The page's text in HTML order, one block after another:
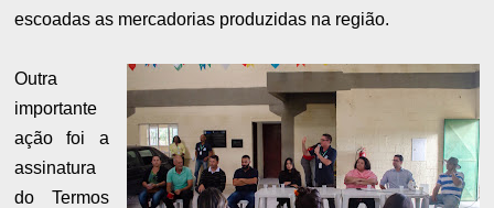
escoadas as mercadorias produzidas na região.
Outra
importante
ação foi a
assinatura
do Termos